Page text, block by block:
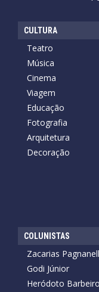
CULTURA
Teatro
Música
Cinema
Viagem
Educação
Fotografia
Arquitetura
Decoração
COLUNISTAS
Zacarias
Godi Júnior
Heródoto Barbeiro